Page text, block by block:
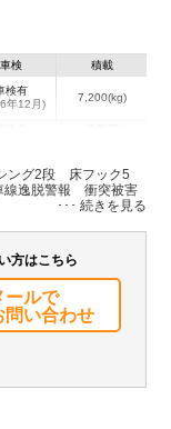
車検
検有
年12月)
積載
7,200(kg)
ッグ
電動格納ミラー
ノート（保証書）
ング2段 床フック5
逸脱警報 衝突被害
方はこちら
ールで
問い合わせ